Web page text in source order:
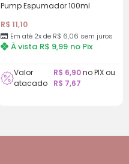
Pump Espumador 100ml
R$ 11,10
Em até 2x de R$ 6,06 sem juros
À vista R$ 9,99 no Pix
Valor
atacado
R$ 6,90no PIX ou
R$ 7,67